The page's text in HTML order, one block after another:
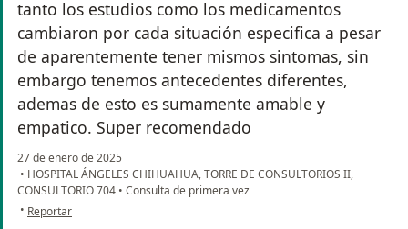
tanto los estudios como los medicamentos
cambiaron por cada situación especifica a pesar
de aparentemente tener mismos sintomas, sin
embargo tenemos antecedentes diferentes,
ademas de esto es sumamente amable y
empatico. Super recomendado
27 de enero de 2025
• HOSPITAL ÁNGELES CHIHUAHUA, TORRE DE CONSULTORIOS II,
CONSULTORIO 704 • Consulta de primera vez
• en opinión del usuario Ale Cantú
Reportar